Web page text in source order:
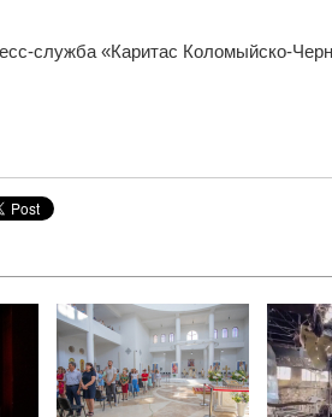
служба «Каритас Коломыйско-